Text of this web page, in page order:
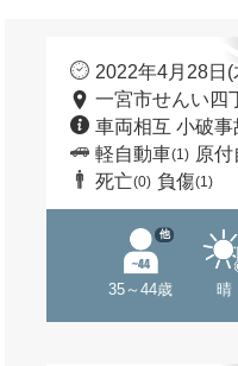
2022年4月28日(
一宮市せんい四
車両相互 小破事
軽自動車(1) 原付
死亡(0) 負傷(1)
35～44歳
他
晴